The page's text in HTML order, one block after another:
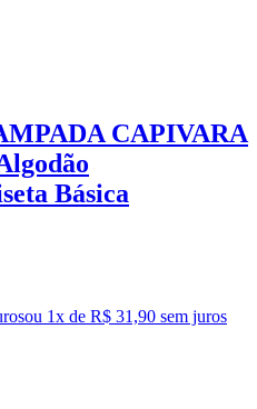
CAPIVARA
Básica
ou 1x de R$ 31,90 sem juros